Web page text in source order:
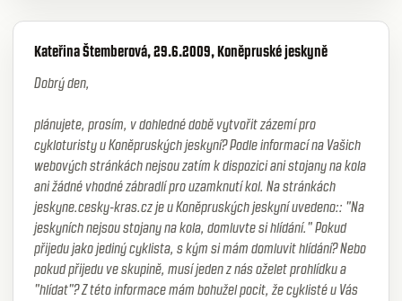
Kateřina Štemberová, 29.6.2009, Koněpruské jeskyně
Dobrý den,
plánujete, prosím, v dohledné době vytvořit zázemí pro
cykloturisty u Koněpruských jeskyní? Podle informací na Vašich
webových stránkách nejsou zatím k dispozici ani stojany na kola
ani žádné vhodné zábradlí pro uzamknutí kol. Na stránkách
jeskyne.cesky-kras.cz je u Koněpruských jeskyní uvedeno:: "Na
jeskyních nejsou stojany na kola, domluvte si hlídání." Pokud
přijedu jako jediný cyklista, s kým si mám domluvit hlídání? Nebo
pokud přijedu ve skupině, musí jeden z nás oželet prohlídku a
"hlídat"? Z této informace mám bohužel pocit, že cyklisté u Vás